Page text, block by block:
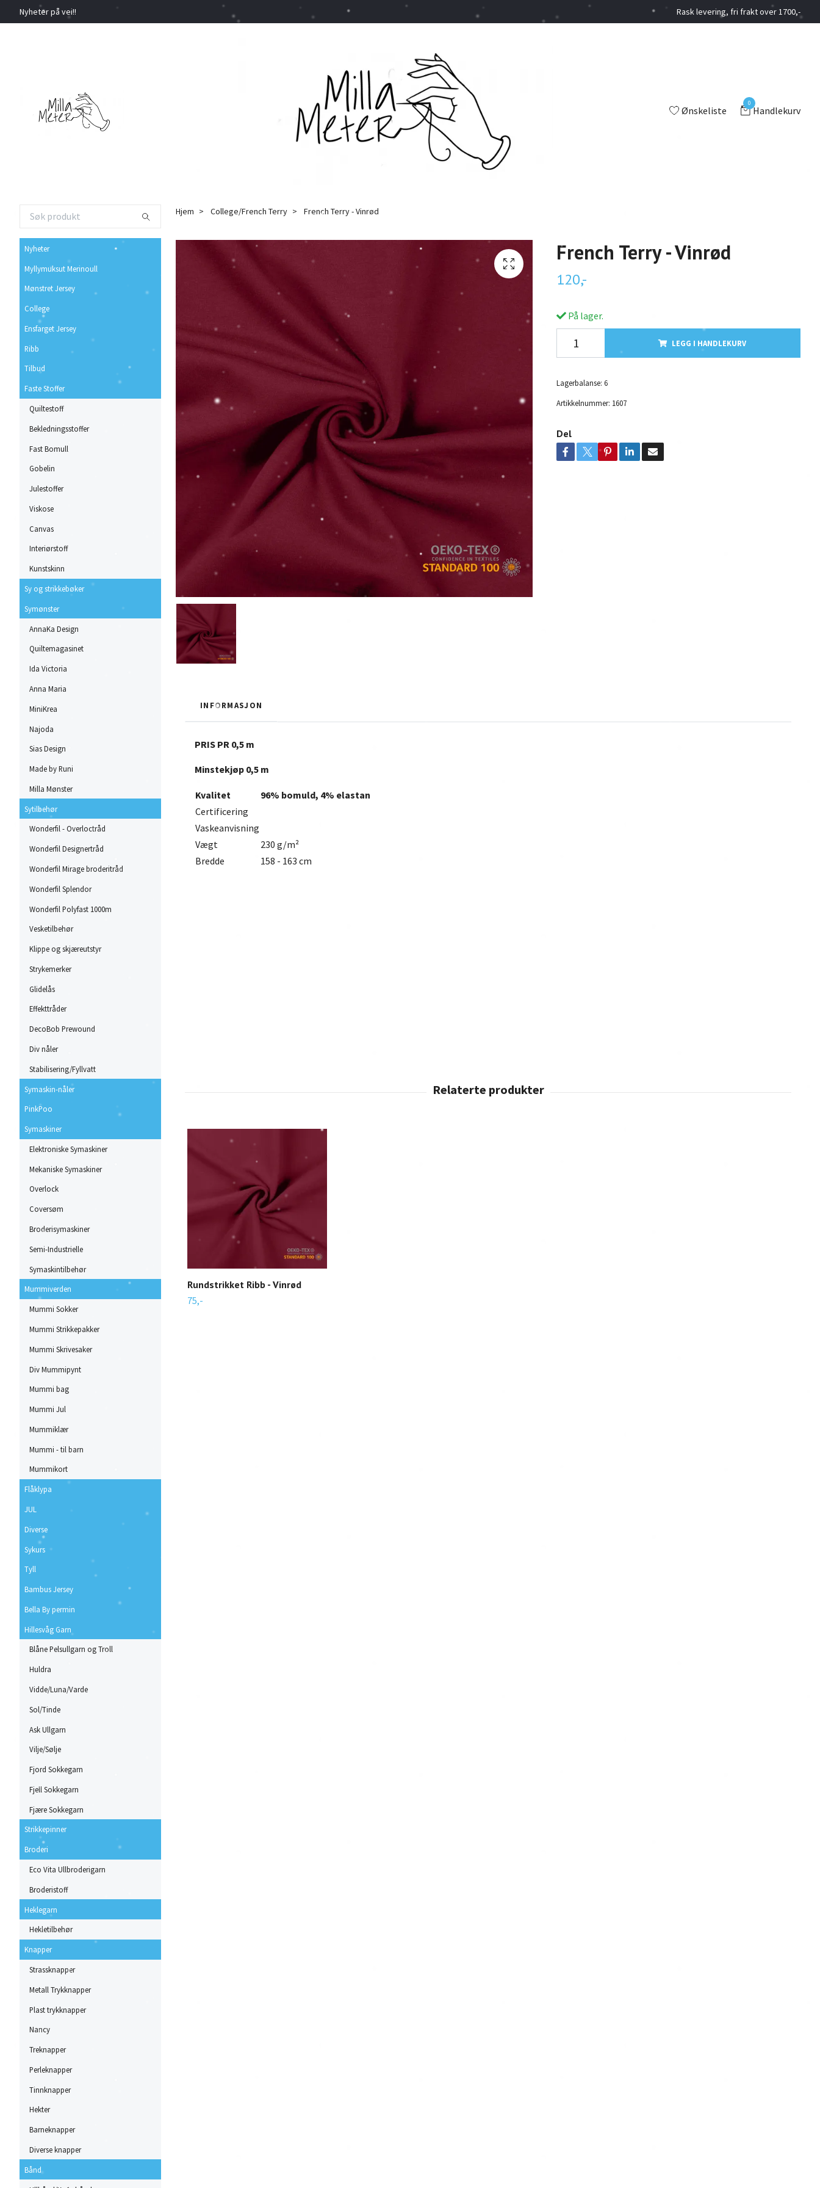
Nyheter på vei!! Rask levering, fri frakt over 1700,-
Ønskeliste
0
Handlekurv
Nyheter
Myllymuksut Merinoull
Mønstret Jersey
College
Ensfarget Jersey
Ribb
Tilbud
Faste Stoffer
Quiltestoff
Bekledningsstoffer
Fast Bomull
Gobelin
Julestoffer
Viskose
Canvas
Interiørstoff
Kunstskinn
Sy og strikkebøker
Symønster
AnnaKa Design
Quiltemagasinet
Ida Victoria
Anna Maria
MiniKrea
Najoda
Sias Design
Made by Runi
Milla Mønster
Sytilbehør
Wonderfil - Overloctråd
Wonderfil Designertråd
Wonderfil Mirage broderitråd
Wonderfil Splendor
Wonderfil Polyfast 1000m
Vesketilbehør
Klippe og skjæreutstyr
Strykemerker
Glidelås
Effekttråder
DecoBob Prewound
Div nåler
Stabilisering/Fyllvatt
Symaskin-nåler
PinkPoo
Symaskiner
Elektroniske Symaskiner
Mekaniske Symaskiner
Overlock
Coversøm
Broderisymaskiner
Semi-Industrielle
Symaskintilbehør
Mummiverden
Mummi Sokker
Mummi Strikkepakker
Mummi Skrivesaker
Div Mummipynt
Mummi bag
Mummi Jul
Mummiklær
Mummi - til barn
Mummikort
Flåklypa
JUL
Diverse
Sykurs
Tyll
Bambus Jersey
Bella By permin
Hillesvåg Garn
Blåne Pelsullgarn og Troll
Huldra
Vidde/Luna/Varde
Sol/Tinde
Ask Ullgarn
Vilje/Sølje
Fjord Sokkegarn
Fjell Sokkegarn
Fjære Sokkegarn
Strikkepinner
Broderi
Eco Vita Ullbroderigarn
Broderistoff
Heklegarn
Hekletilbehør
Knapper
Strassknapper
Metall Trykknapper
Plast trykknapper
Nancy
Treknapper
Perleknapper
Tinnknapper
Hekter
Barneknapper
Diverse knapper
Bånd
Hjem College/French Terry French Terry - Vinrød
French Terry - Vinrød
120,-
På lager.
LEGG I HANDLEKURV
Lagerbalanse: 6
Artikkelnummer: 1607
Del
INFORMASJON
PRIS PR 0,5 m
Minstekjøp 0,5 m
Kvalitet
96% bomuld, 4% elastan
Certificering
Vaskeanvisning
Vægt
230 g/m²
Bredde
158 - 163 cm
Rundstrikket Ribb - Vinrød
75,-